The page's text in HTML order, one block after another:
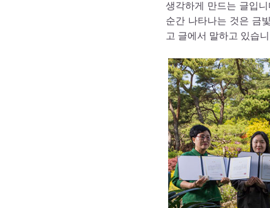
생각하게 만드는 글입
순간 나타나는 것은 금
고 글에서 말하고 있습